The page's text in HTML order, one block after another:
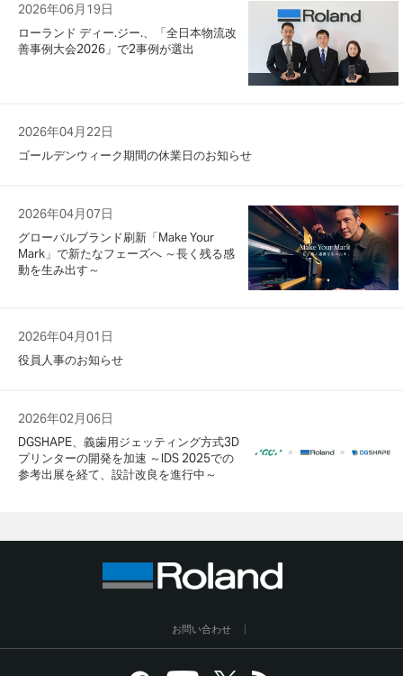
2026年06月19日
ローランド ディー.ジー.、「全日本物流改
善事例大会2026」で2事例が選出
2026年04月22日
ゴールデンウィーク期間の休業日のお知らせ
2026年04月07日
グローバルブランド刷新「Make Your
Mark」で新たなフェーズへ ～長く残る感
動を生み出す～
2026年04月01日
役員人事のお知らせ
2026年02月06日
DGSHAPE、義歯用ジェッティング方式3D
プリンターの開発を加速 ～IDS 2025での
参考出展を経て、設計改良を進行中～
お問い合わせ